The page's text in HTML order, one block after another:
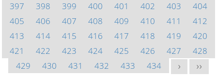
397
398 399 400 401 402 403
404
405
406 407 408 409 410 411
412
413
414 415 416 417 418 419
420
421
422 423 424 425 426 427
428
429
430 431 432 433 434 > >>